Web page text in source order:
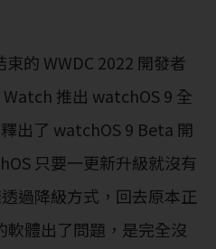
的 WWDC 2022 開發者
推出 watchOS 9 全
出了 watchOS 9 Beta 開
只要一更新升級就沒有
過降級方式，回去原本正
體出了問題，是完全沒